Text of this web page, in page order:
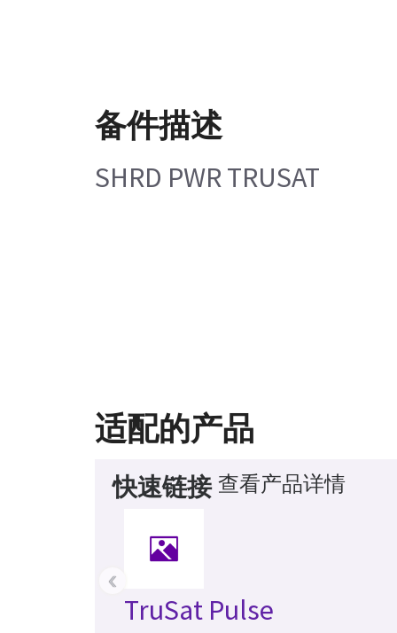
备件描述
SHRD PWR TRUSAT
适配的产品
快速链接 查看产品详情
TruSat Pulse
‹